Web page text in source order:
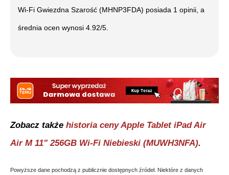
Wi-Fi Gwiezdna Szarość (MHNP3FDA) posiada 1 opinii, a
średnia ocen wynosi 4.92/5.
Zobacz także historia cenyApple Tablet iPad Air
Air M 11" 256GB Wi-Fi Niebieski (MUWH3NFA).
Powyższe dane pochodzą z publicznie dostępnych źródeł. Niektóre z danych